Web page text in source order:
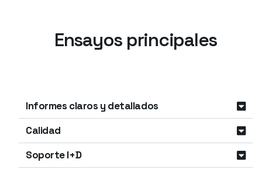
Ensayos principales
Informes claros y detallados
Calidad
Soporte I+D